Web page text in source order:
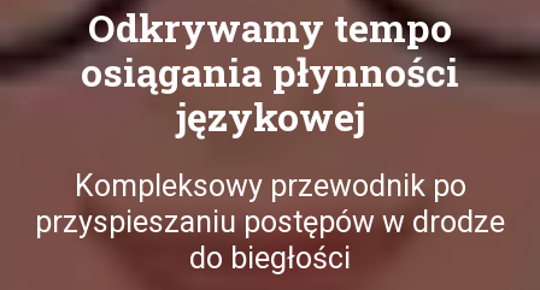
Odkrywamy tempo
osiągania płynności
językowej
Kompleksowy przewodnik po
przyspieszaniu postępów w drodze
do biegłości